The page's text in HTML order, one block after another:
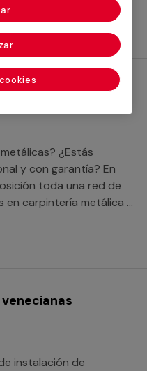
para tu hogar.
metálicas
y con garantía? En
toda una red de
en carpintería metálica a
instalación de